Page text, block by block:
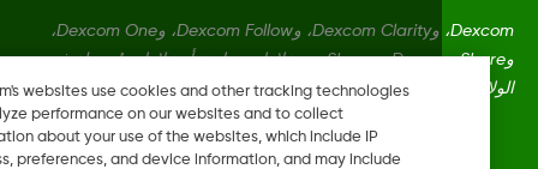
Dexcom، وDexcom Clarity، وDexcom Follow، وDexcom One،
وDexcom Share، وShare هي علامات تجارية أو علامات مُسجلة في
المتحدة وقد تكون كذلك في بلدان أخرى.
Dexcom's websites use cookies and other tracking technologies
to analyze performance on our websites and to collect
information about your use of the websites, which include IP
address, preferences, and device information, and may include